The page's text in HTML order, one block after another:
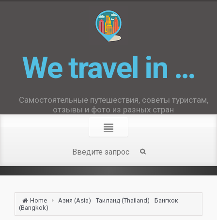
We travel in …
Самостоятельные путешествия, советы туристам,
отзывы и фото из разных стран
Home Азия (Asia) Таиланд (Thailand)
Бангкок
(Bangkok)